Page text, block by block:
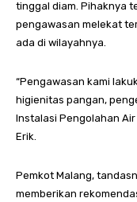
tinggal diam. Pihaknya
pengawasan melekat
ada di wilayahnya.
“Pengawasan kami
higienitas pangan,
Instalasi Pengolahan Air
Erik.
Pemkot Malang,
memberikan